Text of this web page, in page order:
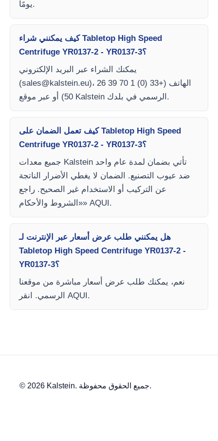
يومًا.
كيف يمكنني شراء Tabletop High Speed
Centrifuge YR0137-2 - YR0137-3؟
يمكنك الشراء عبر البريد الإلكتروني
(sales@kalstein.eu)، الهاتف (+33 (0) 1 70 39 26
50) أو عبر موقع Kalstein الرسمي في بلدك.
كيف تعمل الضمان على Tabletop High Speed
Centrifuge YR0137-2 - YR0137-3؟
جميع معدات Kalstein تأتي بضمان لمدة عام واحد
ضد عيوب التصنيع. الضمان لا يغطي الأضرار الناتجة
عن التركيب أو الاستخدام غير الصحيح. راجع
«الشروط والأحكام» AQUI.
هل يمكنني طلب عرض أسعار عبر الإنترنت لـ
Tabletop High Speed Centrifuge YR0137-2 -
YR0137-3؟
نعم، يمكنك طلب عرض أسعار مباشرة من موقعنا
الرسمي. انقر AQUI.
© 2026 Kalstein. جميع الحقوق محفوظة.